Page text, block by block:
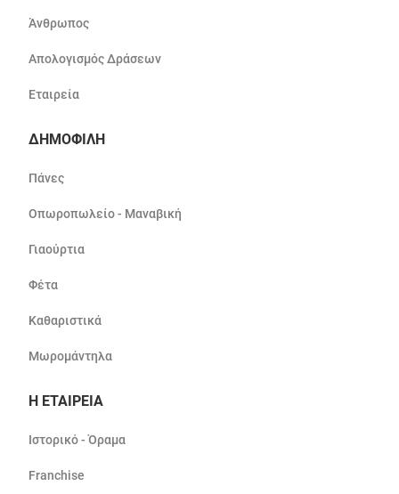
Άνθρωπος
Απολογισμός Δράσεων
Εταιρεία
ΔΗΜΟΦΙΛΗ
Πάνες
Οπωροπωλείο - Μαναβική
Γιαούρτια
Φέτα
Καθαριστικά
Μωρομάντηλα
Η ΕΤΑΙΡΕΙΑ
Ιστορικό - Όραμα
Franchise